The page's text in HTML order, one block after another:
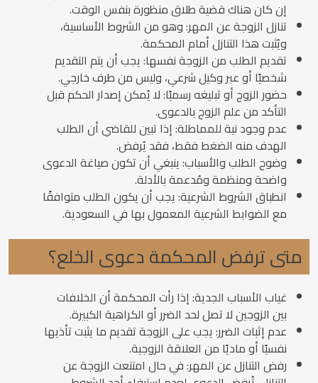
إن كان هناك قضية طلاق منظورة بنفس الوقت.
تنازل الزوجة عن المهر: وهو من الشروط الأساسية،
ويُثبت هذا التنازل أمام المحكمة.
تقديم الطلب من الزوجة نفسها: يجب أن يتم التقديم
شخصيًا أو عبر وكيل شرعي، وليس من طرف خارجي.
حضور الزوج أو تبليغه رسميًا: لا يُمكن إصدار الحكم قبل
التأكد من علم الزوج بالدعوى.
عدم وجود نية للمماطلة: إذا تبين للقاضي أن الطلب
الهدف منه الضغط فقط، فقد يُرفض.
وضوح الطلب والأسباب: ينبغي أن تكون صياغة الدعوى
واضحة ومنظمة ومُدعمة بالأدلة.
انطباق الشروط الشرعية: يجب أن يكون الطلب متوافقًا
مع الضوابط الشرعية المعمول بها في السعودية.
متى ترفض المحكمة دعوى الخلع؟
غياب الأسباب الجدية: إذا رأت المحكمة أن الخلافات
بين الزوجين لا تصل لحد الضرر أو الكراهية الكبيرة.
عدم إثبات الضرر: يجب على الزوجة تقديم ما يثبت تأذيها
نفسيًا أو ماديًا من العلاقة الزوجية.
رفض التنازل عن المهر: في حال امتنعت الزوجة عن